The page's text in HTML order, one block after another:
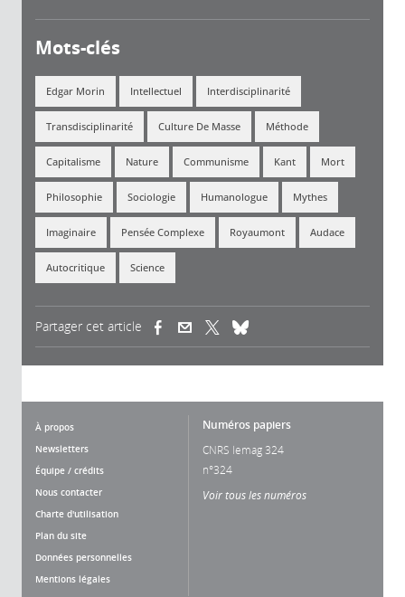
Mots-clés
Edgar Morin Intellectuel Interdisciplinarité
Transdisciplinarité Culture De Masse Méthode
Capitalisme Nature Communisme Kant Mort
Philosophie Sociologie Humanologue Mythes
Imaginaire Pensée Complexe Royaumont Audace
Autocritique Science
Partager cet article (link is external)(link is external)
À propos
Newsletters
Équipe / crédits
Nous contacter
Charte d'utilisation
Plan du site
Données personnelles
Mentions légales
Numéros papiers
CNRS lemag 324
n°324
Voir tous les numéros